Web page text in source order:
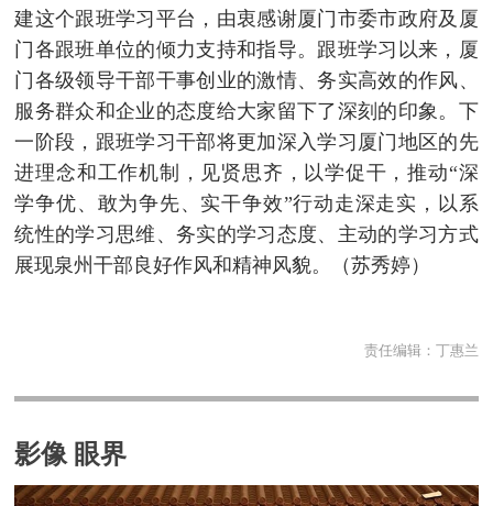
建这个跟班学习平台，由衷感谢厦门市委市政府及厦
门各跟班单位的倾力支持和指导。跟班学习以来，厦
门各级领导干部干事创业的激情、务实高效的作风、
服务群众和企业的态度给大家留下了深刻的印象。下
一阶段，跟班学习干部将更加深入学习厦门地区的先
进理念和工作机制，见贤思齐，以学促干，推动“深
学争优、敢为争先、实干争效”行动走深走实，以系
统性的学习思维、务实的学习态度、主动的学习方式
展现泉州干部良好作风和精神风貌。
（苏秀婷）
责任编辑： 丁惠兰
影像 眼界